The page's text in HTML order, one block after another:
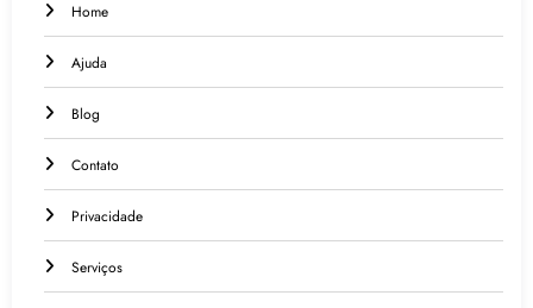
Home
Ajuda
Blog
Contato
Privacidade
Serviços